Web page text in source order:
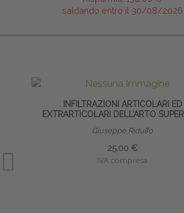
saldando entro il 30/08/2026
INFILTRAZIONI ARTICOLARI ED
EXTRARTICOLARI DELL’ARTO
Giuseppe Ridulfo
25,00 €
IVA compresa